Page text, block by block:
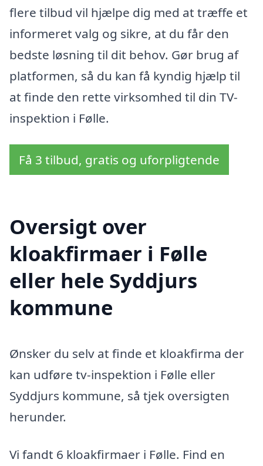
flere tilbud vil hjælpe dig med at træffe et
informeret valg og sikre, at du får den
bedste løsning til dit behov. Gør brug af
platformen, så du kan få kyndig hjælp til
at finde den rette virksomhed til din TV-
inspektion i Følle.
Få 3 tilbud, gratis og uforpligtende
Oversigt over
kloakfirmaer i Følle
eller hele Syddjurs
kommune
Ønsker du selv at finde et kloakfirma der
kan udføre tv-inspektion i Følle eller
Syddjurs kommune, så tjek oversigten
herunder.
Vi fandt 6 kloakfirmaer i Følle. Find en